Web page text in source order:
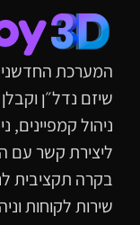
המערכת
שיזם נדל״ן
ניהול קמפיינים,
ליצירת קשר עם
בקרה תקציבית
שירות לקוחות